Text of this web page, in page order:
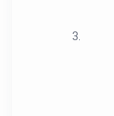
3.